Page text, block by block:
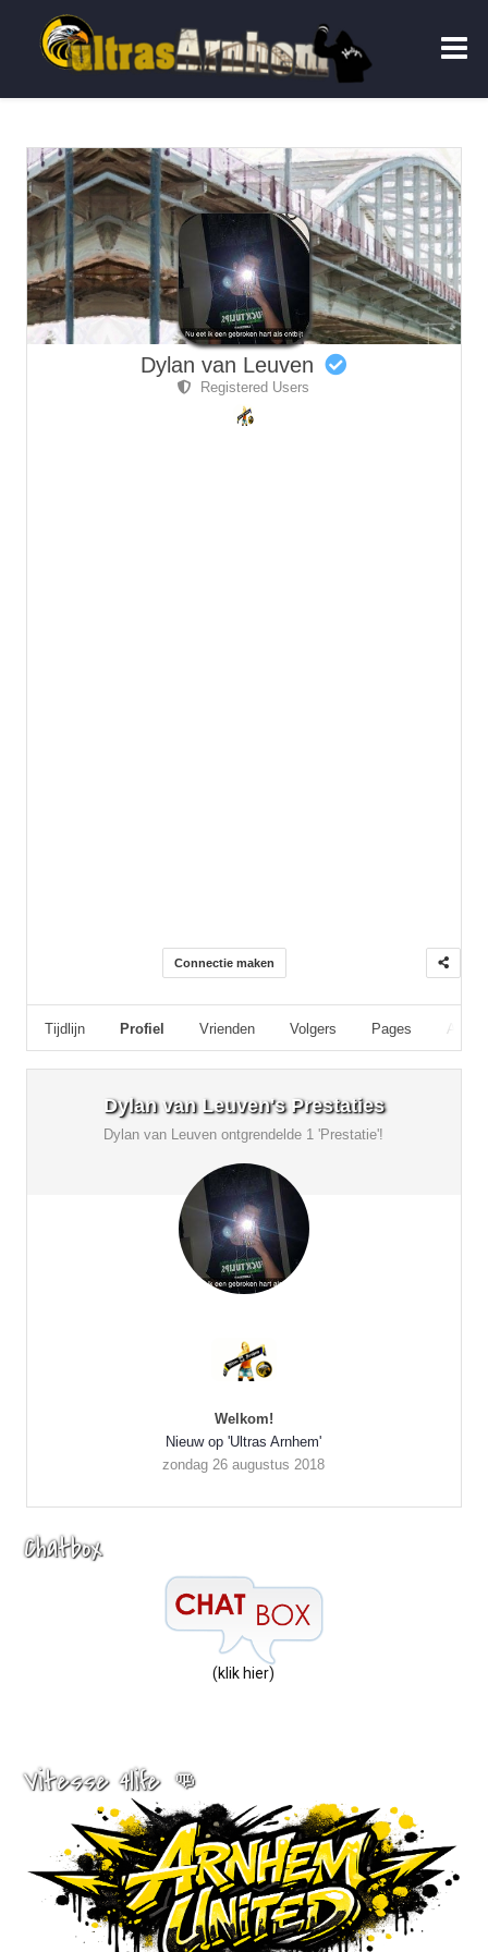
Dylan van Leuven
Registered Users
Connectie maken
Tijdlijn Profiel Vrienden Volgers Pages
Dylan van Leuven's Prestaties
Dylan van Leuven ontgrendelde 1 'Prestatie'!
Welkom!
Nieuw op 'Ultras Arnhem'
zondag 26 augustus 2018
Chatbox
(klik hier)
Vitesse 4life 👊